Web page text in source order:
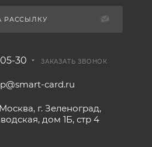
РАССЫЛКУ
30 ЗАКАЗАТЬ ЗВОНОК
card.ru
Москва, г. Зеленоград,
дом 1Б, стр 4